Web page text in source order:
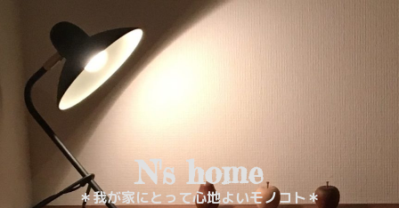
N's home
＊我が家にとって心地よいモノコト＊